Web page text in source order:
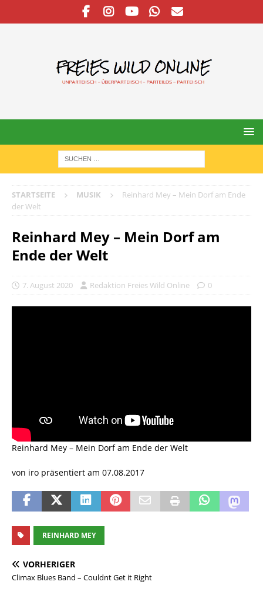
STARTSEITE MUSIK
Reinhard Mey – Mein Dorf am Ende
der Welt
Reinhard Mey – Mein Dorf am
Ende der Welt
7. August 2020 Redaktion Freies Wild Online 0
Reinhard Mey – Mein Dorf am Ende der Welt
von iro präsentiert am 07.08.2017
REINHARD MEY
VORHERIGER
Climax Blues Band – Couldnt Get it Right